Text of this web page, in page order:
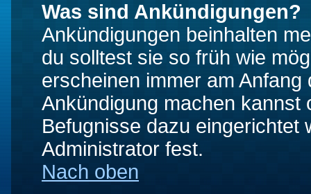
Was sind Ankündigungen?
Ankündigungen beinhalten
du solltest sie so früh wie
erscheinen immer am
Ankündigung machen kannst
Befugnisse dazu eingerichtet
Administrator fest.
Nach oben